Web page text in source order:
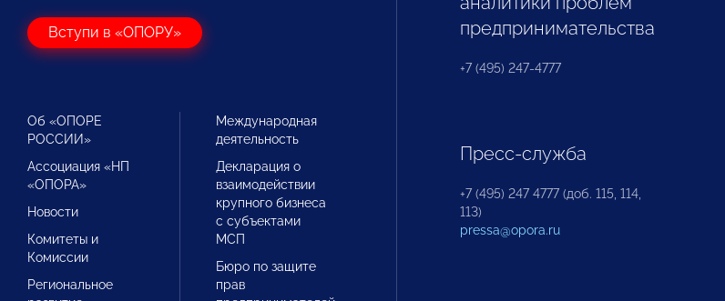
Вступи в «ОПОРУ»
Об «ОПОРЕ
РОССИИ»
Ассоциация «НП
«ОПОРА»
Новости
Комитеты и
Комиссии
Региональное
Международная
деятельность
Декларация о
взаимодействии
крупного бизнеса
с субъектами
МСП
Бюро по защите
прав
предпринимательства
+7 (495) 247-4777
Пресс-служба
+7 (495) 247 4777 (доб. 115, 114,
113)
pressa@opora.ru